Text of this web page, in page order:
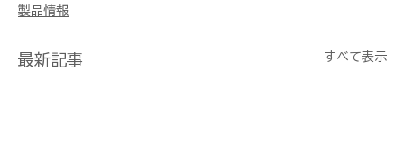
製品情報
最新記事 すべて表示